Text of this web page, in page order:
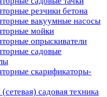
резчики бетона
вакуумные насосы
мойки
опрыскиватели
садовые
скарификаторы-
садовая техника